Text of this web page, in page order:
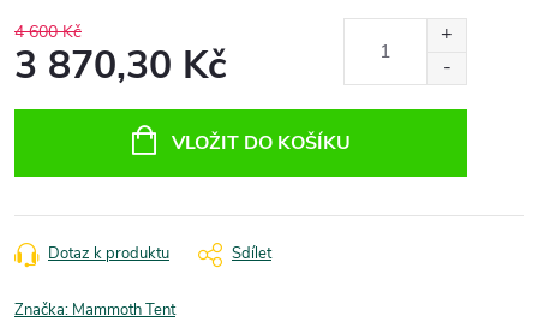
4 600 Kč
3 870,30 Kč
VLOŽIT DO KOŠÍKU
Dotaz k produktu Sdílet
Značka: Mammoth Tent